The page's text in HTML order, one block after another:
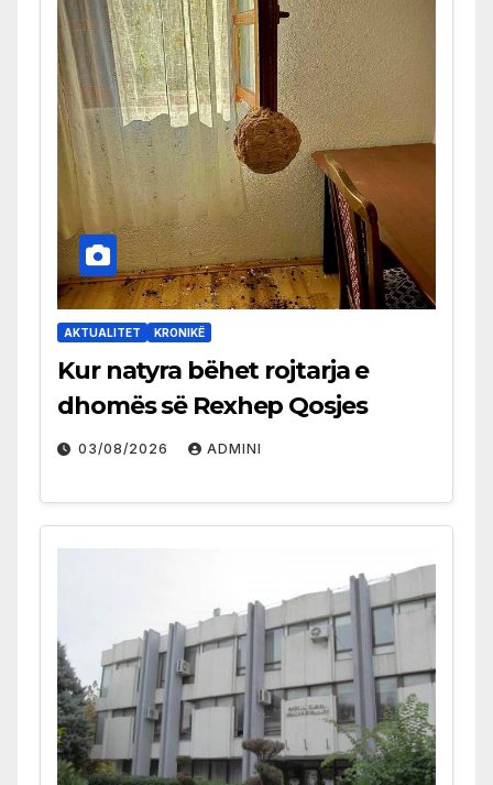
AKTUALITET KRONIKË
Kur natyra bëhet rojtarja e
dhomës së Rexhep Qosjes
03/08/2026 ADMINI